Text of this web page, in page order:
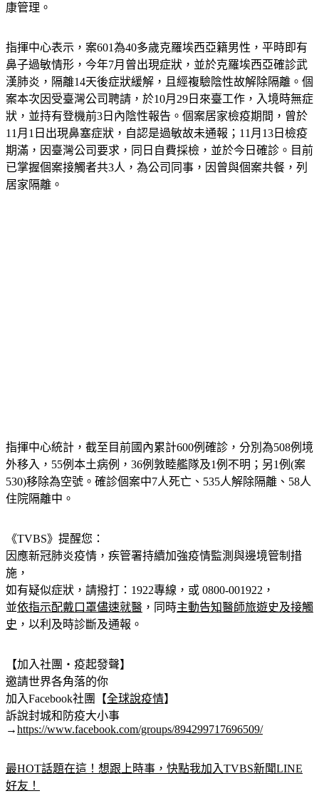
康管理。
指揮中心表示，案601為40多歲克羅埃西亞籍男性，平時即有
鼻子過敏情形，今年7月曾出現症狀，並於克羅埃西亞確診武
漢肺炎，隔離14天後症狀緩解，且經複驗陰性故解除隔離。個
案本次因受臺灣公司聘請，於10月29日來臺工作，入境時無症
狀，並持有登機前3日內陰性報告。個案居家檢疫期間，曾於
11月1日出現鼻塞症狀，自認是過敏故未通報；11月13日檢疫
期滿，因臺灣公司要求，同日自費採檢，並於今日確診。目前
已掌握個案接觸者共3人，為公司同事，因曾與個案共餐，列
居家隔離。
指揮中心統計，截至目前國內累計600例確診，分別為508例境
外移入，55例本土病例，36例敦睦艦隊及1例不明；另1例(案
530)移除為空號。確診個案中7人死亡、535人解除隔離、58人
住院隔離中。
《TVBS》提醒您：
因應新冠肺炎疫情，疾管署持續加強疫情監測與邊境管制措
施，
如有疑似症狀，請撥打：1922專線，或 0800-001922，
並依指示配戴口罩儘速就醫 ，同時主動告知醫師旅遊史及接觸
史 ，以利及時診斷及通報。
【加入社團‧疫起發聲】
邀請世界各角落的你
加入Facebook社團【全球說疫情】
訴說封城和防疫大小事
→https://www.facebook.com/groups/894299717696509/
最HOT話題在這！想跟上時事，快點我加入TVBS新聞LINE
好友！